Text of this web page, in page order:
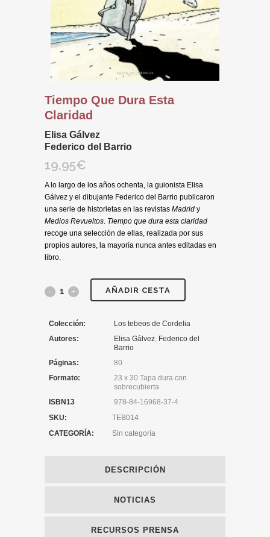
Tiempo Que Dura Esta
Claridad
Elisa Gálvez
Federico del Barrio
19,95€
A lo largo de los años ochenta, la guionista Elisa
Gálvez y el dibujante Federico del Barrio publicaron
una serie de historietas en las revistas Madrid y
Medios Revueltos. Tiempo que dura esta claridad
recoge una selección de ellas, realizada por sus
propios autores, la mayoría nunca antes editadas en
libro.
AÑADIR CESTA
Colección:
Los tebeos de Cordelia
Autores:
Elisa Gálvez, Federico del
Barrio
Páginas:
80
Formato:
23 x 30 Tapa dura con
sobrecubierta
ISBN13
978-84-16968-37-4
SKU:
TEB014
CATEGORÍA:
Sin categoría
DESCRIPCIÓN
NOTICIAS
RECURSOS PRENSA